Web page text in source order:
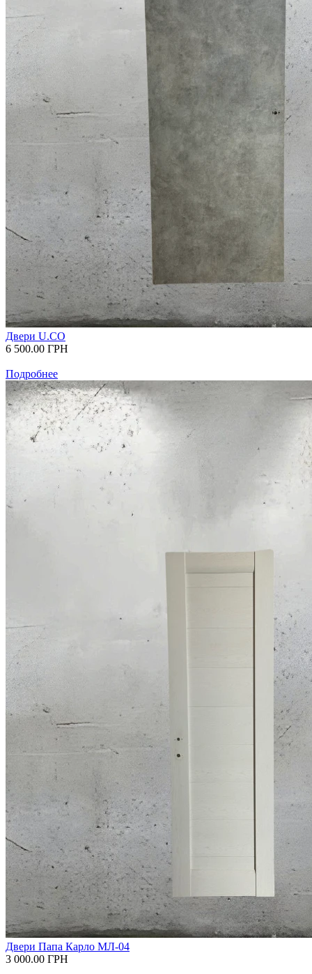
Двери U.СО
6 500.00 ГРН
Подробнее
Двери Папа Карло МЛ-04
3 000.00 ГРН